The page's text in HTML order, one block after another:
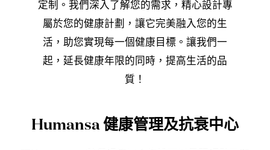
定制。我們深入了解您的需求，精心設計專
屬於您的健康計劃，讓它完美融入您的生
活，助您實現每一個健康目標。讓我們一
起，延長健康年限的同時，提高生活的品
質！
Humansa 健康管理及抗衰中心